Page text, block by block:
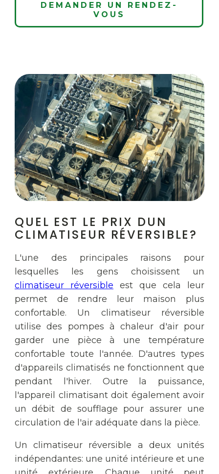
DEMANDER UN RENDEZ-
VOUS
QUEL EST LE PRIX DUN
CLIMATISEUR RÉVERSIBLE?
L'une des principales raisons pour
lesquelles les gens choisissent un
climatiseur réversible est que cela leur
permet de rendre leur maison plus
confortable. Un climatiseur réversible
utilise des pompes à chaleur d'air pour
garder une pièce à une température
confortable toute l'année. D'autres types
d'appareils climatisés ne fonctionnent que
pendant l'hiver. Outre la puissance,
l'appareil climatisant doit également avoir
un débit de soufflage pour assurer une
circulation de l'air adéquate dans la pièce.
Un climatiseur réversible a deux unités
indépendantes: une unité intérieure et une